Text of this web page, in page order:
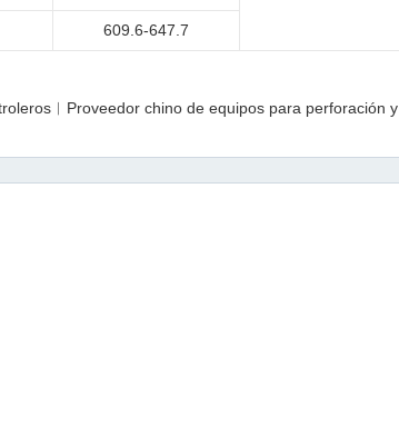
609.6-647.7
chino de equipos para perforación y